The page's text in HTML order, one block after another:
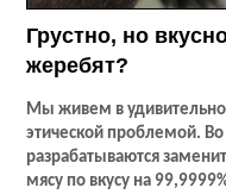
Грустно, но
жеребят?
Мы живем в
этической проблемой.
разрабатываются
мясу по вкусу на